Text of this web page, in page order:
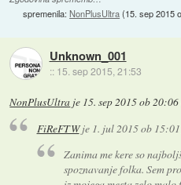
spremenila:NonPlusUltra(15. sep 2015
Unknown_001
:: 15. sep 2015, 21:53
NonPlusUltra je 15. sep 2015 ob 20:06
FiReFTWje 1. jul 2015 ob 15:01
Zanima me kere so
spoznavanje folka. Sem